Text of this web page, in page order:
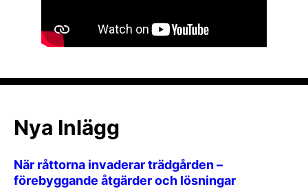
Nya Inlägg
När råttorna invaderar trädgården –
förebyggande åtgärder och lösningar